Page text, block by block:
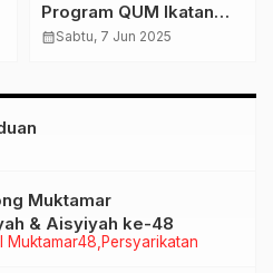
Program QUM Ikatan
Alumni Ponpes Imam
Muslim di Karangdowo
calendar_monthSabtu, 7 Jun 2025
Muktamar48 Persyarikatan
Muktamar
& Aisyiyah ke-48